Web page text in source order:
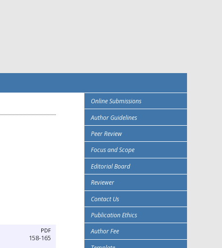
Online Submissions
Author Guidelines
Peer Review
Focus and Scope
Editorial Board
Reviewer
Contact Us
Publication Ethics
Author Fee
PDF
158-165